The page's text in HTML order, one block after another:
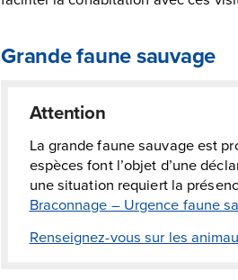
Grande faune sauvage
Attention
La grande faune sauvage est
espèces font l’objet d’une
une situation requiert la
Braconnage – Urgence faune
Renseignez-vous sur les